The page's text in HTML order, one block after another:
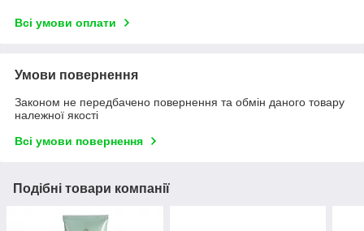
Всі умови оплати
Умови повернення
Законом не передбачено повернення та обмін даного товару
належної якості
Всі умови повернення
Подібні товари компанії